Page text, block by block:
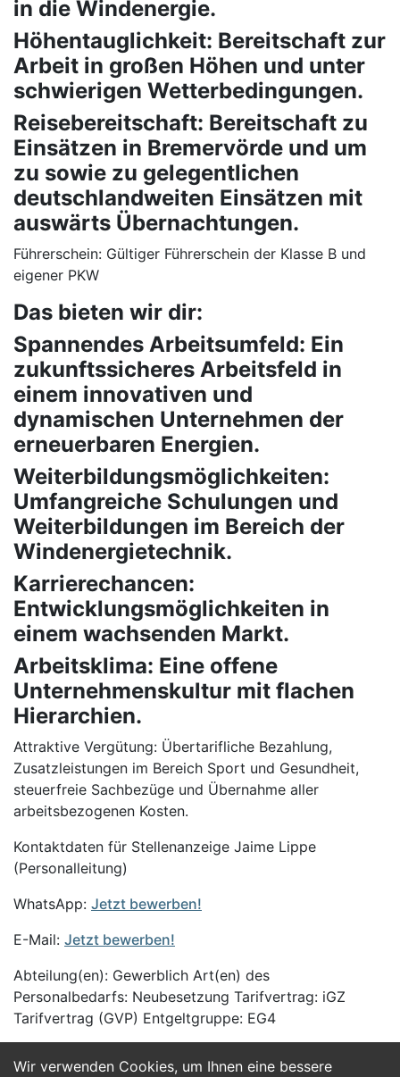
Wir verwenden Cookies, um Ihnen eine bessere
in die Windenergie.
Höhentauglichkeit: Bereitschaft zur
Arbeit in großen Höhen und unter
schwierigen Wetterbedingungen.
Reisebereitschaft: Bereitschaft zu
Einsätzen in Bremervörde und um
zu sowie zu gelegentlichen
deutschlandweiten Einsätzen mit
auswärts Übernachtungen.
Führerschein: Gültiger Führerschein der Klasse B und
eigener PKW
Das bieten wir dir:
Spannendes Arbeitsumfeld: Ein
zukunftssicheres Arbeitsfeld in
einem innovativen und
dynamischen Unternehmen der
erneuerbaren Energien.
Weiterbildungsmöglichkeiten:
Umfangreiche Schulungen und
Weiterbildungen im Bereich der
Windenergietechnik.
Karrierechancen:
Entwicklungsmöglichkeiten in
einem wachsenden Markt.
Arbeitsklima: Eine offene
Unternehmenskultur mit flachen
Hierarchien.
Attraktive Vergütung: Übertarifliche Bezahlung,
Zusatzleistungen im Bereich Sport und Gesundheit,
steuerfreie Sachbezüge und Übernahme aller
arbeitsbezogenen Kosten.
Kontaktdaten für Stellenanzeige Jaime Lippe
(Personalleitung)
WhatsApp: Jetzt bewerben!
E-Mail: Jetzt bewerben!
Abteilung(en): Gewerblich Art(en) des
Personalbedarfs: Neubesetzung Tarifvertrag: iGZ
Tarifvertrag (GVP) Entgeltgruppe: EG4